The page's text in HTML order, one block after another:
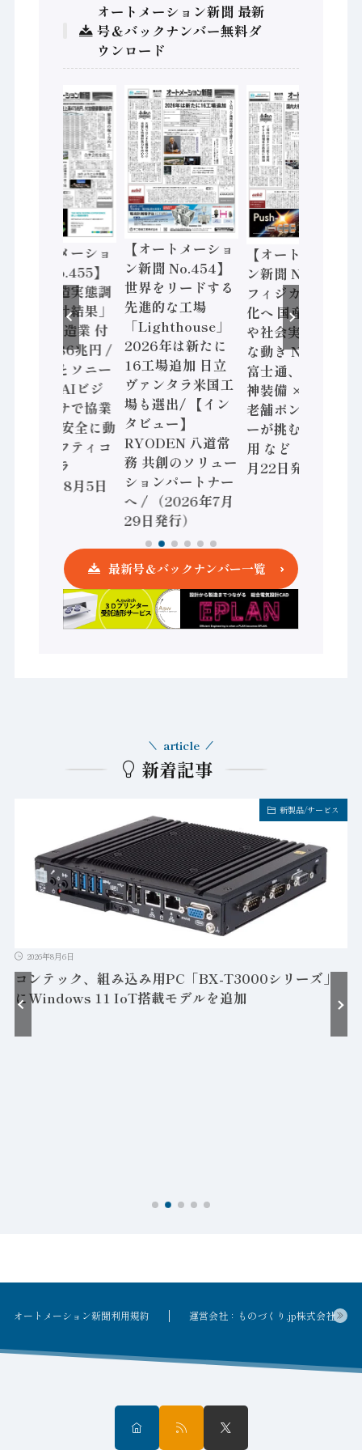
オートメーション新聞 最新
号＆バックナンバー無料ダ
ウンロード
【オートメーショ
ン新聞 No.455】
「経済構造実態調
査二次集計結果」
2024年製造業 付
加価値額86兆円 /
三菱電機とソニー
セミコン AIビジ
ョンセンサで協業
/ IDEC、安全に動
かすセーフティコ
ントローラ
（2026年8月5日
【オートメーショ
ン新聞 No.454】
世界をリードする
先進的な工場
「Lighthouse」
2026年は新たに
16工場追加 日立
ヴァンタラ米国工
場も選出/ 【イン
タビュー】
RYODEN 八道常
務 共創のソリュー
ションパートナー
へ / （2026年7月
29日発行）
【オートメーショ
ン新聞 No.453】
フィジカルAI本格
化へ 国産AI開発
や社会実装に活発
な動き Noetra、
富士通、日立 / 兵
神装備 × HMS、
老舗ポンプメーカ
ーが挑むデータ活
用 など（2026年7
月22日発行）
最新号＆バックナンバー一覧
新着記事
article
新製品/サービス
2026年8月6日
コンテック、組み込み用PC「BX-T3000シリーズ」
にWindows 11 IoT搭載モデルを追加
オートメーション新聞利用規約 運営会社：ものづくり.jp株式会社